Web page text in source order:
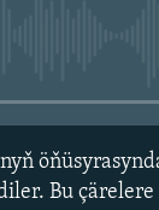
Bu çärelere